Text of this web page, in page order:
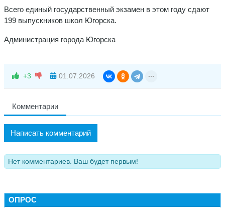
Всего единый государственный экзамен в этом году сдают
199 выпускников школ Югорска.
Администрация города Югорска
+3 01.07.2026
Комментарии
Написать комментарий
Нет комментариев. Ваш будет первым!
ОПРОС